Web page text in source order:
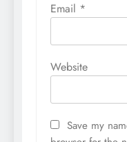
Email *
Website
Save my